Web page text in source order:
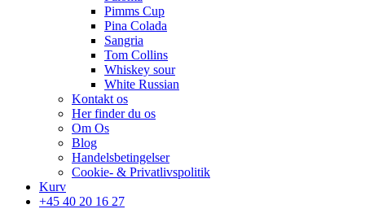
Pimms Cup
Pina Colada
Sangria
Tom Collins
Whiskey sour
White Russian
Kontakt os
Her finder du os
Om Os
Blog
Handelsbetingelser
Cookie- & Privatlivspolitik
Kurv
+45 40 20 16 27